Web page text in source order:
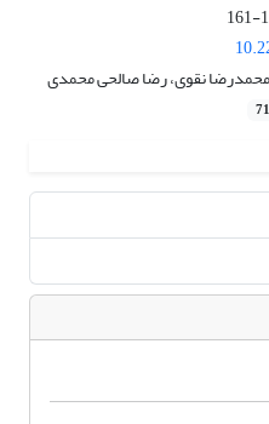
محمدرضا نقوی، رضا صالحی محمدی